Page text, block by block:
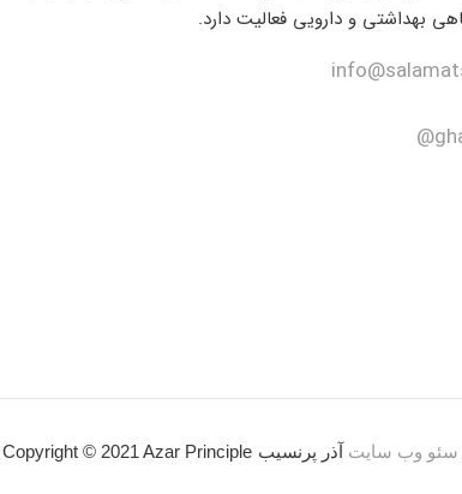
بهداشتی و دارویی فعالیت دارد.
سئو وب سایت آذر پرنسیب Copyright © 2021 Azar Principle